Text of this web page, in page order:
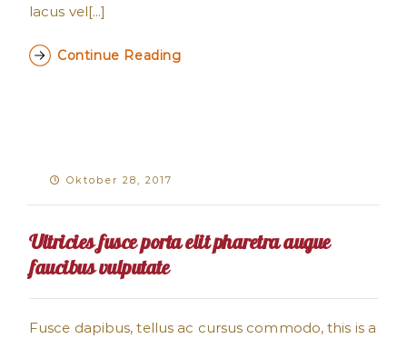
lacus vel[...]
Continue Reading
Oktober 28, 2017
Ultricies fusce porta elit pharetra augue
faucibus vulputate
Fusce dapibus, tellus ac cursus commodo, this is a